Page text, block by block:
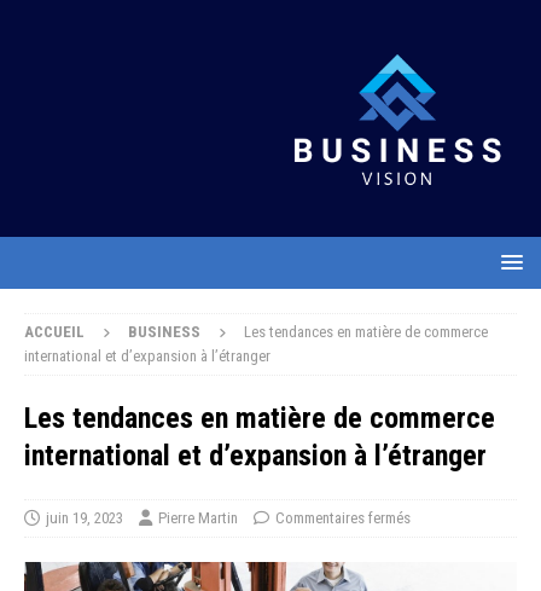
ACCUEIL BUSINESS
Les tendances en matière de commerce
international et d’expansion à l’étranger
Les tendances en matière de commerce
international et d’expansion à l’étranger
juin 19, 2023 Pierre Martin Commentaires fermés